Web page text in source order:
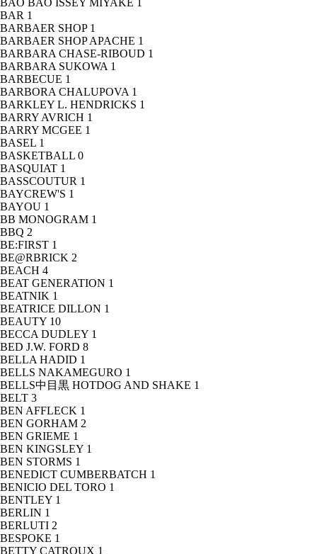
BAO BAO ISSEY MIYAKE 1
BAR 1
BARBAER SHOP 1
BARBAER SHOP APACHE 1
BARBARA CHASE-RIBOUD 1
BARBARA SUKOWA 1
BARBECUE 1
BARBORA CHALUPOVA 1
BARKLEY L. HENDRICKS 1
BARRY AVRICH 1
BARRY MCGEE 1
BASEL 1
BASKETBALL 0
BASQUIAT 1
BASSCOUTUR 1
BAYCREW'S 1
BAYOU 1
BB MONOGRAM 1
BBQ 2
BE:FIRST 1
BE@RBRICK 2
BEACH 4
BEAT GENERATION 1
BEATNIK 1
BEATRICE DILLON 1
BEAUTY 10
BECCA DUDLEY 1
BED J.W. FORD 8
BELLA HADID 1
BELLS NAKAMEGURO 1
BELLS中目黒 HOTDOG AND SHAKE 1
BELT 3
BEN AFFLECK 1
BEN GORHAM 2
BEN GRIEME 1
BEN KINGSLEY 1
BEN STORMS 1
BENEDICT CUMBERBATCH 1
BENICIO DEL TORO 1
BENTLEY 1
BERLIN 1
BERLUTI 2
BESPOKE 1
BETTY CATROUX 1